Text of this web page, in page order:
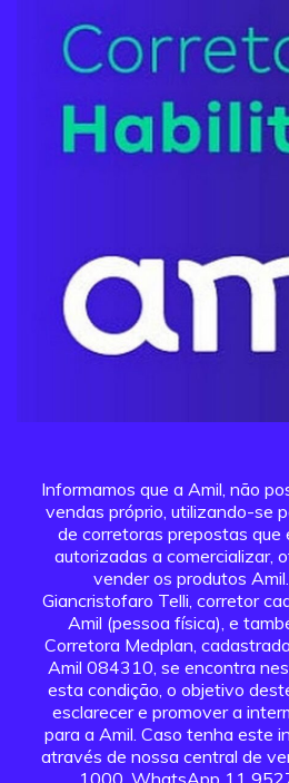
Informamos que a Amil, não
vendas próprio, utilizando-se
de corretoras prepostas
autorizadas a comercializar,
vender os produtos
Giancristofaro Telli, corretor
Amil (pessoa física), e
Corretora Medplan,
Amil 084310, se encontra
esta condição, o objetivo
esclarecer e promover a
para a Amil. Caso tenha este
através de nossa central de